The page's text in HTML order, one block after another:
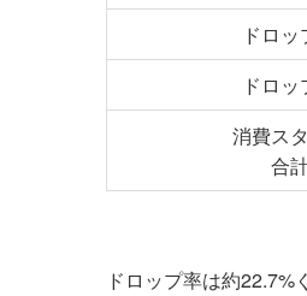
ドロッ
ドロ
消費ス
合
ドロップ率は約22.7%